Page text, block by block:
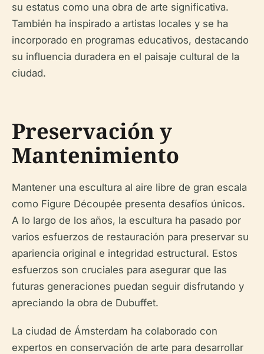
su estatus como una obra de arte significativa.
También ha inspirado a artistas locales y se ha
incorporado en programas educativos, destacando
su influencia duradera en el paisaje cultural de la
ciudad.
Preservación y
Mantenimiento
Mantener una escultura al aire libre de gran escala
como Figure Découpée presenta desafíos únicos.
A lo largo de los años, la escultura ha pasado por
varios esfuerzos de restauración para preservar su
apariencia original e integridad estructural. Estos
esfuerzos son cruciales para asegurar que las
futuras generaciones puedan seguir disfrutando y
apreciando la obra de Dubuffet.
La ciudad de Ámsterdam ha colaborado con
expertos en conservación de arte para desarrollar